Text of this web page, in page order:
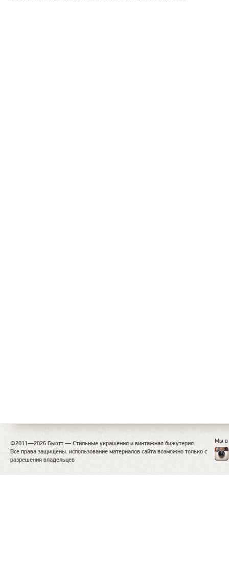
©2011—2026 Бьютт — Стильные украшения и винтажная бижутерия.
Все права защищены. использование материалов сайта возможно только с
разрешения владельцев
Мы в